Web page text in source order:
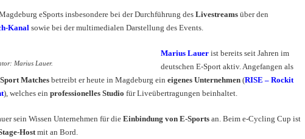
eSports insbesondere bei der Durchführung des Livestreamsüber den
Kanalsowie bei der multimedialen Darstellung des Events.
Marius Lauer.
Marius Lauerist bereits seit Jahren im
deutschen E-Sport aktiv. Angefangen als
Matchesbetreibt er heute in Magdeburg ein eigenes Unternehmen(RISE – Rockit
), welches ein professionelles Studio für Liveübertragungen beinhaltet.
sein Wissen Unternehmen für die Einbindung von E-Sportsan. Beim e-Cycling Cup ist
Hostmit an Bord.